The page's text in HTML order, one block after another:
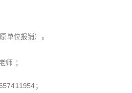
单位报销）。
师 ；
；